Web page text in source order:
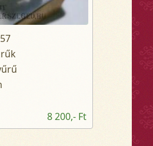
8 200,- Ft